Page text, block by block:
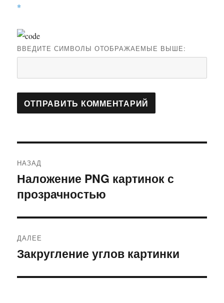
*
ВВЕДИТЕ СИМВОЛЫ ОТОБРАЖАЕМЫЕ ВЫШЕ:
по
записям
НАЗАД
Предыдущая
запись:
Наложение PNG картинок с
прозрачностью
ДАЛЕЕ
Следующая
Закругление углов картинки